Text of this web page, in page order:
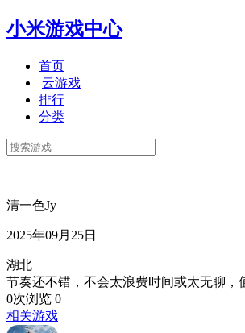
小米游戏中心
首页
云游戏
排行
分类
清一色Jy
2025年09月25日
湖北
节奏还不错，不会太浪费时间或太无聊，
0次浏览 0
相关游戏